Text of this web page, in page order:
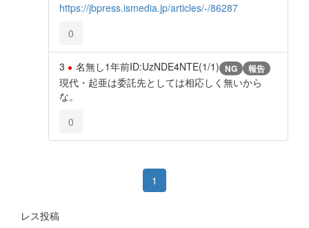
https://jbpress.ismedia.jp/articles/-/86287
0
3 名無し1年前ID:UzNDE4NTE(1/1) NG 報告
現代・起亜は委託先としては相応しく無いから
な。
0
1
レス投稿